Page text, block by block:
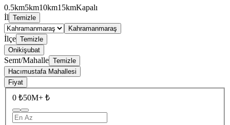
0.5km5km10km15kmKapalı
İl Temizle
Kahramanmaraş
İlçe Temizle
Onikişubat
Semt/Mahalle Temizle
Hacımustafa Mahallesi
Fiyat
0 ₺50M+ ₺